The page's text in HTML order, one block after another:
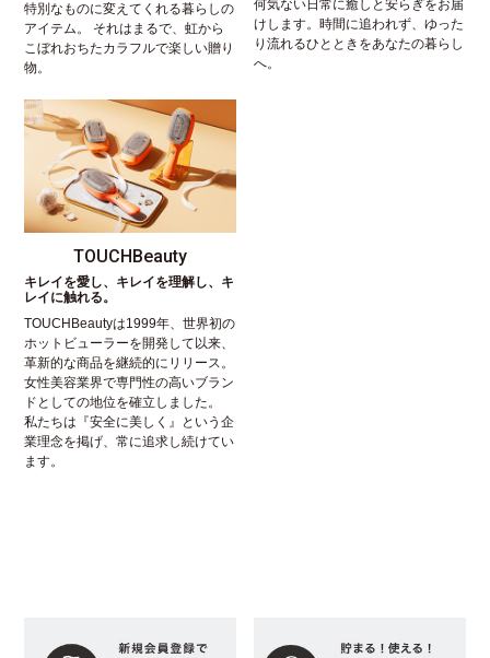
特別なものに変えてくれる暮らしの
アイテム。 それはまるで、虹から
こぼれおちたカラフルで楽しい贈り
物。
何気ない日常に癒しと安らぎをお届
けします。時間に追われず、ゆった
り流れるひとときをあなたの暮らし
へ。
TOUCHBeauty
キレイを愛し、キレイを理解し、キ
レイに触れる。
TOUCHBeautyは1999年、世界初の
ホットビューラーを開発して以来、
革新的な商品を継続的にリリース。
女性美容業界で専門性の高いブラン
ドとしての地位を確立しました。
私たちは『安全に美しく』という企
業理念を掲げ、常に追求し続けてい
ます。